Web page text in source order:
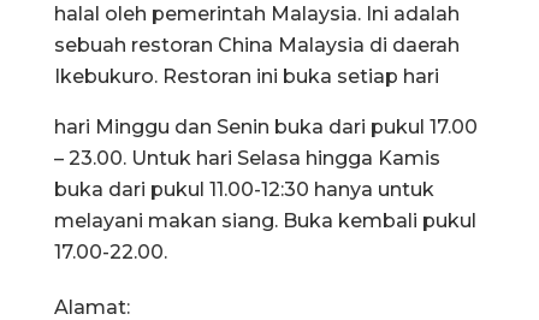
halal oleh pemerintah Malaysia. Ini adalah
sebuah restoran China Malaysia di daerah
Ikebukuro. Restoran ini buka setiap hari
hari Minggu dan Senin buka dari pukul 17.00
– 23.00. Untuk hari Selasa hingga Kamis
buka dari pukul 11.00-12:30 hanya untuk
melayani makan siang. Buka kembali pukul
17.00-22.00.
Alamat: